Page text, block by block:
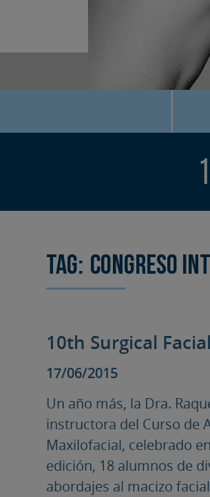
Tag: congreso
10th Surgical
17/06/2015
Un año más, la Dra.
instructora del Curso de
Maxilofacial, celebrado
edición, 18 alumnos de
abordajes al macizo